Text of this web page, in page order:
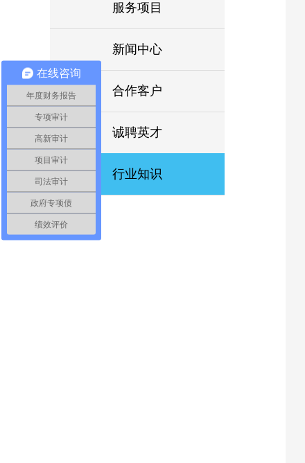
服务项目
新闻中心
合作客户
诚聘英才
行业知识
在线咨询
年度财务报告
专项审计
高新审计
项目审计
司法审计
政府专项债
绩效评价